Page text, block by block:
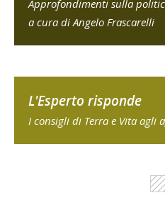
Approfondimenti sulla
a cura di Angelo Frascarelli
L'Esperto risponde
I consigli di Terra e Vita agli